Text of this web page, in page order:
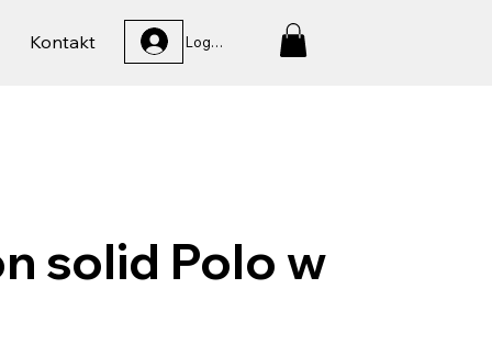
Kontakt Logga In
solid Polo w